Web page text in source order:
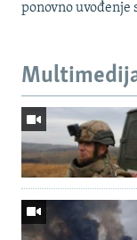
ponovno uvođenje